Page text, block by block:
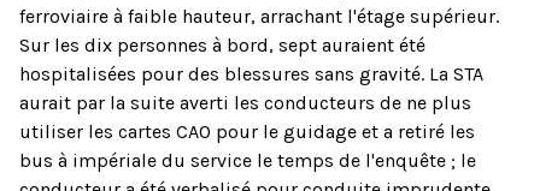
ferroviaire à faible hauteur, arrachant l'étage supérieur.
Sur les dix personnes à bord, sept auraient été
hospitalisées pour des blessures sans gravité. La STA
aurait par la suite averti les conducteurs de ne plus
utiliser les cartes CAO pour le guidage et a retiré les
bus à impériale du service le temps de l'enquête ; le